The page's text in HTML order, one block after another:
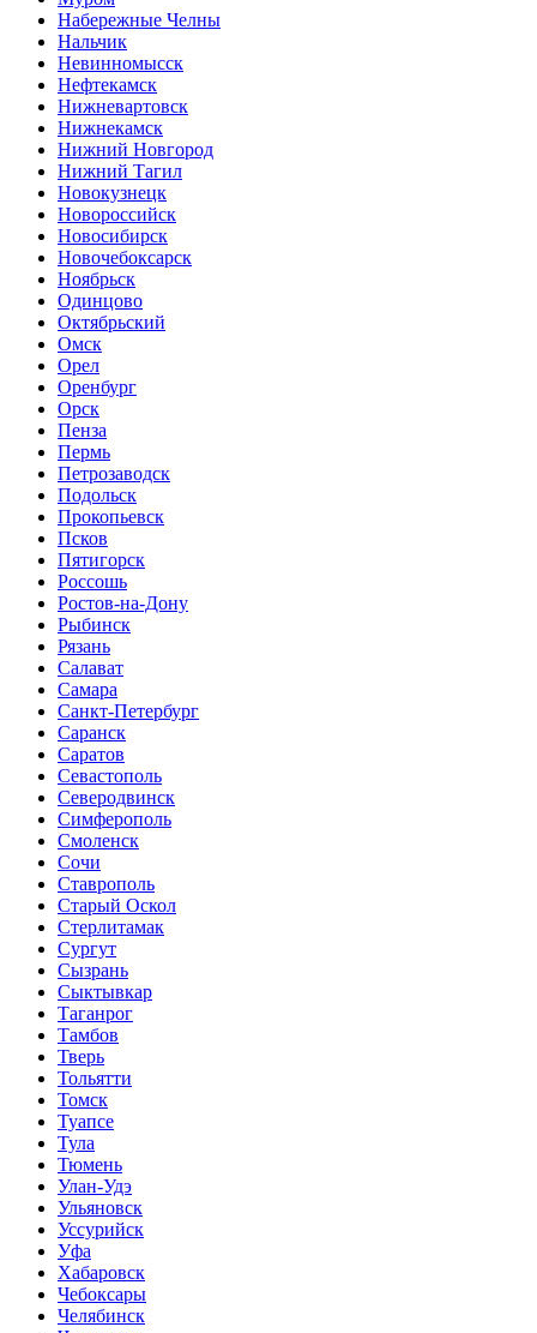
Набережные Челны
Нальчик
Невинномысск
Нефтекамск
Нижневартовск
Нижнекамск
Нижний Новгород
Нижний Тагил
Новокузнецк
Новороссийск
Новосибирск
Новочебоксарск
Ноябрьск
Одинцово
Октябрьский
Омск
Орел
Оренбург
Орск
Пенза
Пермь
Петрозаводск
Подольск
Прокопьевск
Псков
Пятигорск
Россошь
Ростов-на-Дону
Рыбинск
Рязань
Салават
Самара
Санкт-Петербург
Саранск
Саратов
Севастополь
Северодвинск
Симферополь
Смоленск
Сочи
Ставрополь
Старый Оскол
Стерлитамак
Сургут
Сызрань
Сыктывкар
Таганрог
Тамбов
Тверь
Тольятти
Томск
Туапсе
Тула
Тюмень
Улан-Удэ
Ульяновск
Уссурийск
Уфа
Хабаровск
Чебоксары
Челябинск